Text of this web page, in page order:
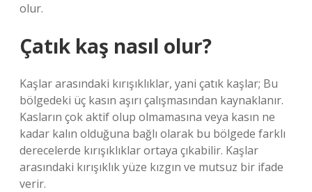
olur.
Çatık kaş nasıl olur?
Kaşlar arasındaki kırışıklıklar, yani çatık kaşlar; Bu
bölgedeki üç kasın aşırı çalışmasından kaynaklanır.
Kasların çok aktif olup olmamasına veya kasın ne
kadar kalın olduğuna bağlı olarak bu bölgede farklı
derecelerde kırışıklıklar ortaya çıkabilir. Kaşlar
arasındaki kırışıklık yüze kızgın ve mutsuz bir ifade
verir.